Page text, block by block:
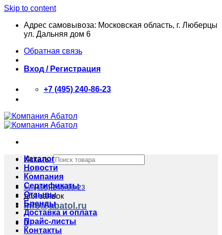
Skip to content
Адрес самовывоза: Московская область, г. Люберцы
ул. Дальняя дом 6
Обратная связь
Вход / Регистрация
+7 (495) 240-86-23
Искать:
+7 (495) 240-86-23
для заявок
info@abatol.ru
0
Каталог
Новости
Компания
Сертификаты
Отзывы
Бренды
Доставка и оплата
Прайс-листы
Контакты